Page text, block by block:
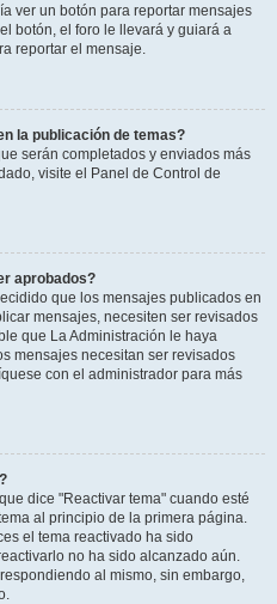
ver un botón para reportar mensajes
botón, el foro le llevará y guiará a
reportar el mensaje.
la publicación de temas?
serán completados y enviados más
visite el Panel de Control de
aprobados?
que los mensajes publicados en
mensajes, necesiten ser revisados
que La Administración le haya
mensajes necesitan ser revisados
con el administrador para más
dice "Reactivar tema" cuando esté
al principio de la primera página.
el tema reactivado ha sido
no ha sido alcanzado aún.
al mismo, sin embargo,